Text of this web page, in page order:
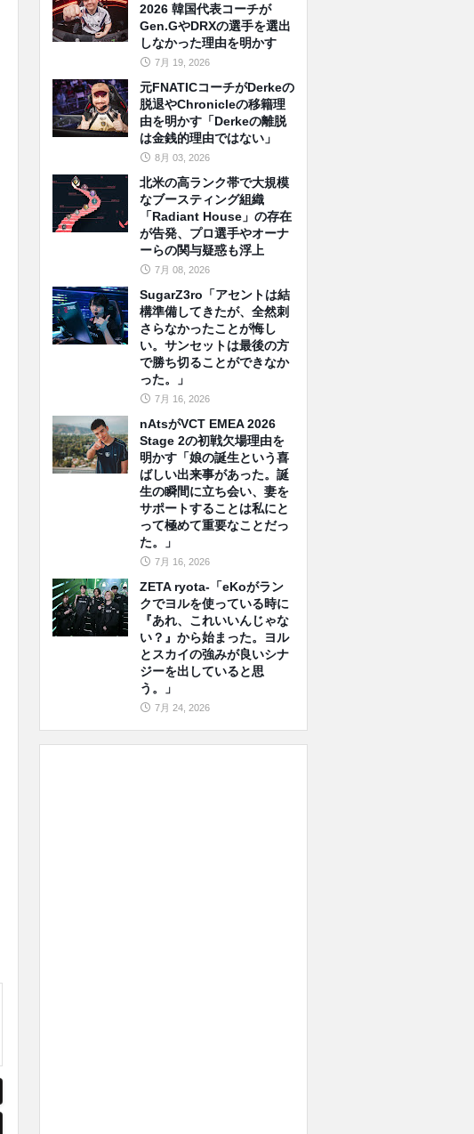
2026 韓国代表コーチが
Gen.GやDRXの選手を選出
しなかった理由を明かす
7月 19, 2026
元FNATICコーチがDerkeの
脱退やChronicleの移籍理
由を明かす「Derkeの離脱
は金銭的理由ではない」
8月 03, 2026
北米の高ランク帯で大規模
なブースティング組織
「Radiant House」の存在
が告発、プロ選手やオーナ
ーらの関与疑惑も浮上
7月 08, 2026
SugarZ3ro「アセントは結
構準備してきたが、全然刺
さらなかったことが悔し
い。サンセットは最後の方
で勝ち切ることができなか
った。」
7月 16, 2026
nAtsがVCT EMEA 2026
Stage 2の初戦欠場理由を
明かす「娘の誕生という喜
ばしい出来事があった。誕
生の瞬間に立ち会い、妻を
サポートすることは私にと
って極めて重要なことだっ
た。」
7月 16, 2026
ZETA ryota-「eKoがラン
クでヨルを使っている時に
『あれ、これいいんじゃな
い？』から始まった。ヨル
とスカイの強みが良いシナ
ジーを出していると思
う。」
7月 24, 2026